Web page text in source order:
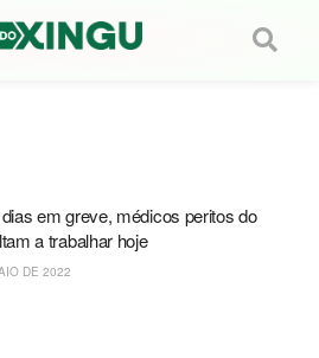
em greve, médicos peritos do
a trabalhar hoje
DE 2022